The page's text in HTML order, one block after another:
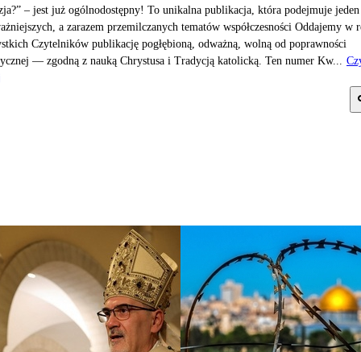
– jest już ogólnodostępny! To unikalna publikacja, która podejmuje
a zarazem przemilczanych tematów współczesności Oddajemy w
Czytelników publikację pogłębioną, odważną, wolną od poprawności
— zgodną z nauką Chrystusa i Tradycją katolicką. Ten numer Kw...